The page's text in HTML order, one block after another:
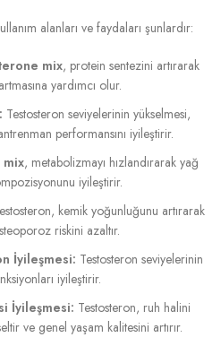
alanları ve faydaları şunlardır:
mix, protein sentezini artırarak
yardımcı olur.
Testosteron seviyelerinin yükselmesi,
performansını iyileştirir.
, metabolizmayı hızlandırarak yağ
iyileştirir.
kemik yoğunluğunu artırarak
riskini azaltır.
İyileşmesi: Testosteron seviyelerinin
iyileştirir.
İyileşmesi: Testosteron, ruh halini
ve genel yaşam kalitesini artırır.